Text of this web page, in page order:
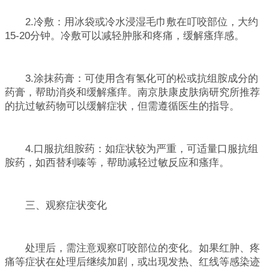
2.冷敷：用冰袋或冷水浸湿毛巾敷在叮咬部位，大约
15-20分钟。冷敷可以减轻肿胀和疼痛，缓解瘙痒感。
3.涂抹药膏：可使用含有氢化可的松或抗组胺成分的
药膏，帮助消炎和缓解瘙痒。南京肤康皮肤病研究所推荐
的抗过敏药物可以缓解症状，但需遵循医生的指导。
4.口服抗组胺药：如症状较为严重，可适量口服抗组
胺药，如西替利嗪等，帮助减轻过敏反应和瘙痒。
三、观察症状变化
处理后，需注意观察叮咬部位的变化。如果红肿、疼
痛等症状在处理后继续加剧，或出现发热、红线等感染迹